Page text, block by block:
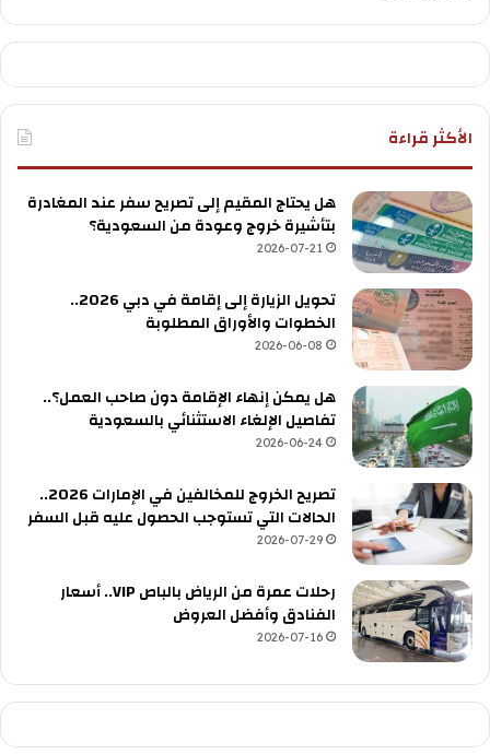
الأكثر قراءة
هل يحتاج المقيم إلى تصريح سفر عند المغادرة
بتأشيرة خروج وعودة من السعودية؟
2026-07-21
تحويل الزيارة إلى إقامة في دبي 2026..
الخطوات والأوراق المطلوبة
2026-06-08
هل يمكن إنهاء الإقامة دون صاحب العمل؟..
تفاصيل الإلغاء الاستثنائي بالسعودية
2026-06-24
تصريح الخروج للمخالفين في الإمارات 2026..
الحالات التي تستوجب الحصول عليه قبل السفر
2026-07-29
رحلات عمرة من الرياض بالباص VIP.. أسعار
الفنادق وأفضل العروض
2026-07-16